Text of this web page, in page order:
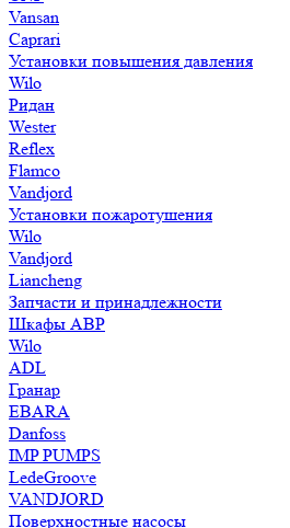
Vansan
Caprari
Установки повышения давления
Wilo
Ридан
Wester
Reflex
Flamco
Vandjord
Установки пожаротушения
Wilo
Vandjord
Liancheng
Запчасти и принадлежности
Шкафы АВР
Wilo
ADL
Гранар
EBARA
Danfoss
IMP PUMPS
LedeGroove
VANDJORD
Поверхностные насосы